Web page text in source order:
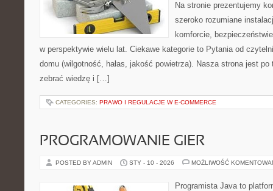
Na stronie prezentujemy
szeroko rozumiane
komforcie,
w perspektywie wielu lat. Ciekawe kategorie to Pytania od
domu (wilgotność, hałas, jakość powietrza). Nasza strona jest
zebrać wiedzę i […]
CATEGORIES: PRAWO I REGULACJE W E-COMMERCE
PROGRAMOWANIE GIER
POSTED BY ADMIN STY - 10 - 2026 MOŻLIWOŚĆ
Programista Java to